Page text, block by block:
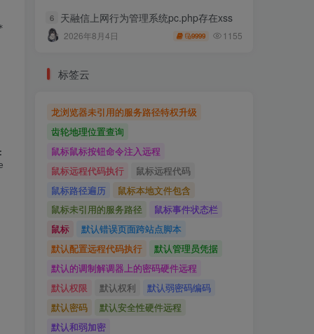
signed-exchange;v=b3;q=0.9
solr/{corename}/config -H
6 天融信上网行为管理系统pc.php存在xss
2026年8月4日 9999 1155
标签云
龙浏览器未引用的服务路径特权升级
齿轮地理位置查询
鼠标鼠标按钮命令注入远程
鼠标远程代码执行
鼠标远程代码
鼠标路径遍历
鼠标本地文件包含
鼠标未引用的服务路径
鼠标事件状态栏
鼠标
默认错误页面跨站点脚本
默认配置远程代码执行
默认管理员凭据
默认的调制解调器上的密码硬件远程
默认权限
默认权利
默认弱密码编码
默认密码
默认安全性硬件远程
默认和弱加密